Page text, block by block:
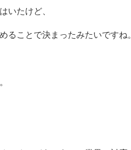
いたけど、
ることで決まったみたいですね